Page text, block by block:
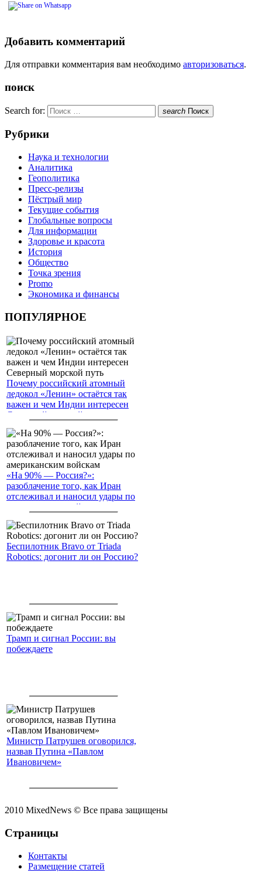
Добавить комментарий
Для отправки комментария вам необходимо авторизоваться.
поиск
Search for: search Поиск
Рубрики
Наука и технологии
Аналитика
Геополитика
Пресс-релизы
Пёстрый мир
Текущие события
Глобальные вопросы
Для информации
Здоровье и красота
История
Общество
Точка зрения
Promo
Экономика и финансы
ПОПУЛЯРНОЕ
Почему российский атомный
ледокол «Ленин» остаётся так
важен и чем Индии интересен
Северный морской путь
«На 90% — Россия?»:
разоблачение того, как Иран
отслеживал и наносил удары по
американским войскам
Беспилотник Bravo от Triada
Robotics: догонит ли он Россию?
Трамп и сигнал России: вы
побеждаете
Министр Патрушев оговорился,
назвав Путина «Павлом
Ивановичем»
2010 MixedNews © Все права защищены
Страницы
Контакты
Размещение статей